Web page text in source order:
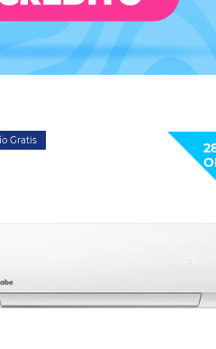
Gratis